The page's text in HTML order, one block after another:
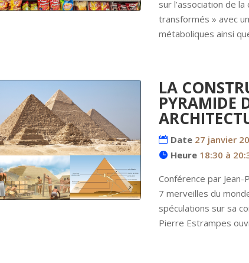
sur l’association de
transformés » avec
métaboliques ainsi
LA
PYRAMIDE
Date 27 janvier
Heure 18:30 à
Conférence par
7 merveilles du
spéculations sur sa
Pierre Estrampes